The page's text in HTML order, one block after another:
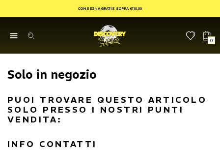
CONSEGNA GRATIS SOPRA €110,00
0
Solo in negozio
PUOI TROVARE QUESTO ARTICOLO
SOLO PRESSO I NOSTRI PUNTI
VENDITA:
INFO CONTATTI